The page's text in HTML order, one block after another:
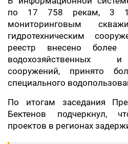
по 17 758 рекам, 3
мониторинговым
гидротехническим
реестр внесено более
водохозяйственных и
сооружений, принято
специального
По итогам заседания
Бектенов подчеркнул,
проектов в регионах